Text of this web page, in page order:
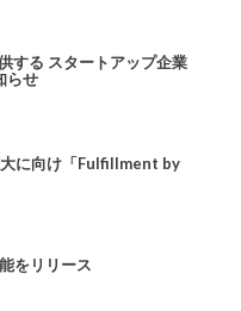
する スタートアップ企業
らせ
に向け「Fulfillment by
をリリース